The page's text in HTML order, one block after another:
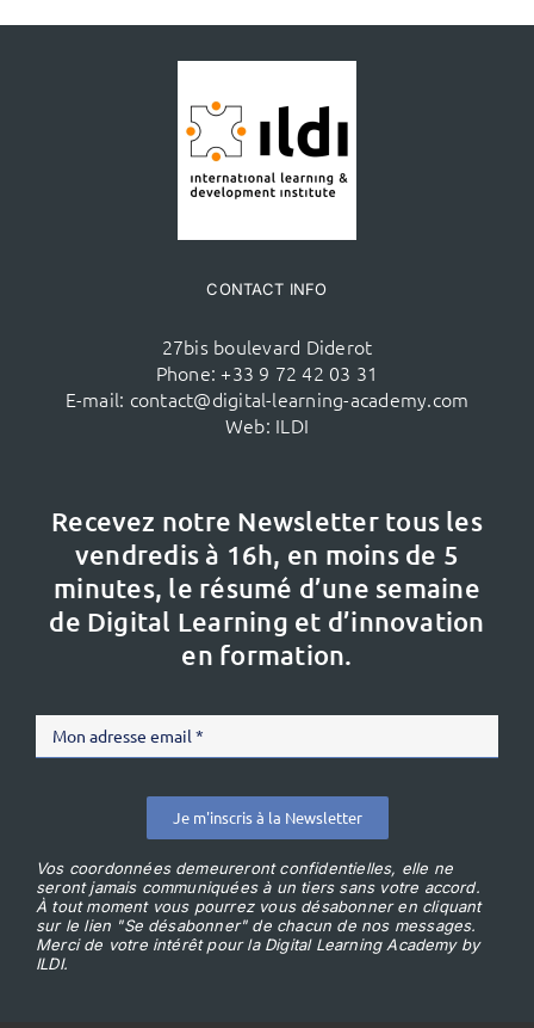
CONTACT INFO
27bis boulevard Diderot
Phone: +33 9 72 42 03 31
E-mail: contact@digital-learning-academy.com
Web: ILDI
Recevez notre Newsletter tous les
vendredis à 16h, en moins de 5
minutes, le résumé d’une semaine
de Digital Learning et d’innovation
en formation.
Je m'inscris à la Newsletter
Vos coordonnées demeureront confidentielles, elle ne
seront jamais communiquées à un tiers sans votre accord.
À tout moment vous pourrez vous désabonner en cliquant
sur le lien "Se désabonner" de chacun de nos messages.
Merci de votre intérêt pour la Digital Learning Academy by
ILDI.